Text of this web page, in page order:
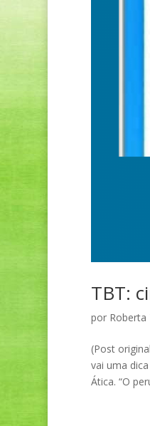
TBT:
por Roberta
(Post
vai uma
Ática. “O